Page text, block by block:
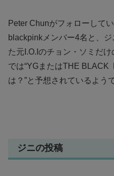
Peter Chunがフォローして
blackpinkメンバー4名と、
た元I.O.Iのチョン・ソミだ
では“YGまたはTHE
は？”と予想されているよう
ジニの投稿